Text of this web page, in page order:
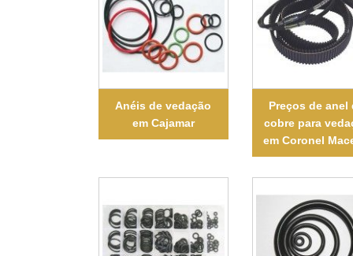
Anéis de vedação
em Cajamar
Preços de anel
cobre para
em Coronel